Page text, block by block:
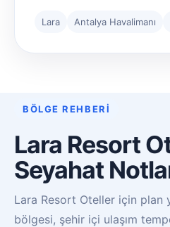
Lara Antalya Havalimanı
BÖLGE REHBERI
Lara Resort
Seyahat
Lara Resort Oteller için plan
bölgesi, şehir içi ulaşım